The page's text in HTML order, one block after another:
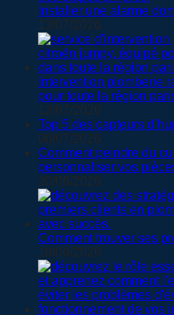
Installer une alarme
13/07/2026
Intervention plomberie
pour toute la région
12/07/2026
Top 5 des capteurs
08/07/2026
Comment peindre du
personnaliser vos
20/06/2026
Comment trouver ses
18/06/2026